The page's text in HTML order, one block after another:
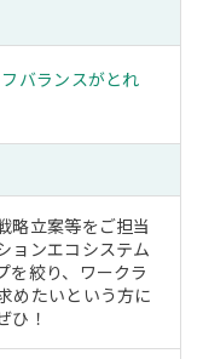
バランスがとれ
略立案等をご担当
ョンエコシステム
を絞り、ワークラ
めたいという方に
ひ！